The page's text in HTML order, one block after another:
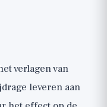
verlagen van
leveren aan